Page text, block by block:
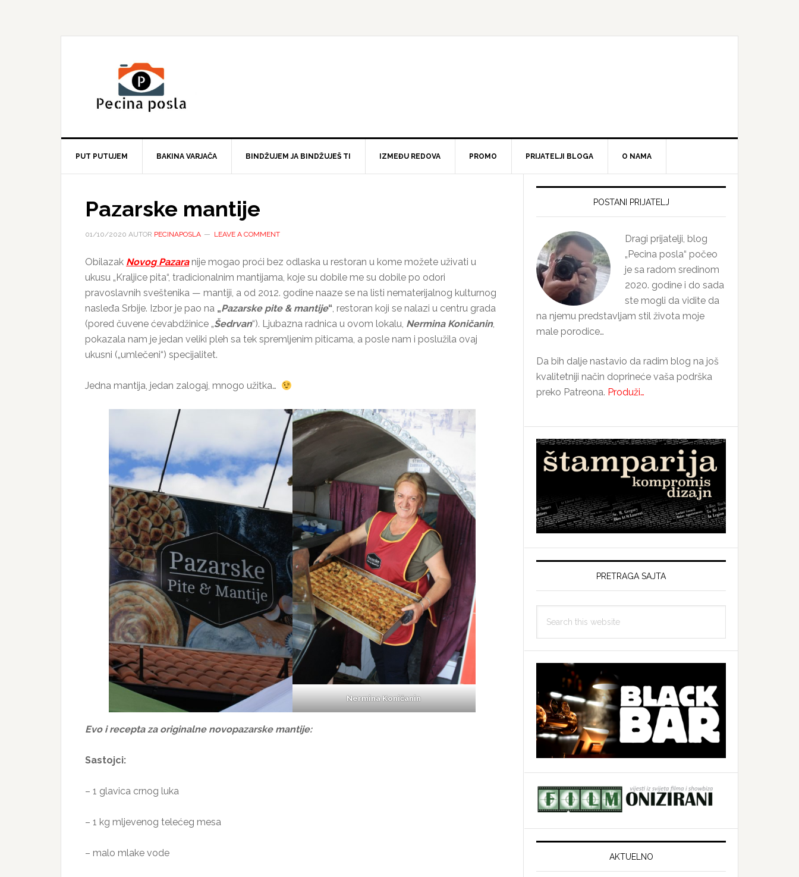
PUT PUTUJEM BAKINA VARJAČA BINDŽUJEM JA BINDŽUJEŠ TI IZMEĐU REDOVA PROMO PRIJATELJI BLOGA O NAMA
Pazarske mantije
01/10/2020 AUTOR PECINAPOSLA LEAVE A COMMENT
Obilazak Novog Pazaranije mogao proći bez odlaska u restoran u kome možete uživati u
ukusu „Kraljice pita“, tradicionalnim mantijama, koje su dobile me su dobile po odori
pravoslavnih sveštenika — mantiji, a od 2012. godine naaze se na listi nematerijalnog kulturnog
nasleđa Srbije. Izbor je pao na „Pazarske pite & mantije“, restoran koji se nalazi u centru grada
(pored čuvene ćevabdžinice „Šedrvan“). Ljubazna radnica u ovom lokalu, Nermina Koničanin,
pokazala nam je jedan veliki pleh sa tek spremljenim piticama, a posle nam i poslužila ovaj
ukusni („umlečeni“) specijalitet.
Jedna mantija, jedan zalogaj, mnogo užitka…
Nermina Koničanin
Evo i recepta za originalne novopazarske mantije:
Sastojci:
– 1 glavica crnog luka
– 1 kg mljevenog telećeg mesa
– malo mlake vode
Primary
POSTANI PRIJATELJ
Dragi prijatelji, blog
„Pecina posla“ počeo
je sa radom sredinom
2020. godine i do sada
ste mogli da vidite da
na njemu predstavljam stil života moje
male porodice…
Da bih dalje nastavio da radim blog na još
kvalitetniji način doprineće vaša podrška
preko Patreona. Produži…
PRETRAGA SAJTA
this
AKTUELNO